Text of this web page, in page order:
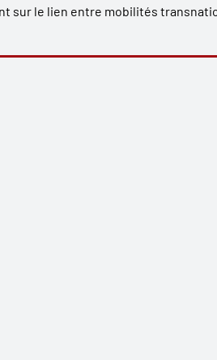
sur le lien entre mobilités